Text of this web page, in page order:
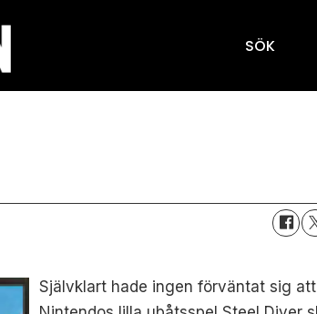
SÖK
Självklart hade ingen förväntat sig att